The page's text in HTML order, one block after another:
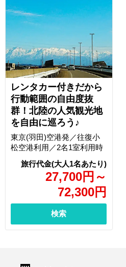
レンタカー付きだから
行動範囲の自由度抜
群！北陸の人気観光地
を自由に巡ろう♪
27,700円 ～
72,300円
東京(羽田)空港発／往復小
松空港利用／2名1室利用時
検索